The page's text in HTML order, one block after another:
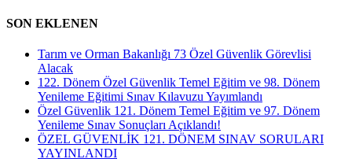
SON EKLENEN
Tarım ve Orman Bakanlığı 73 Özel Güvenlik Görevlisi
Alacak
122. Dönem Özel Güvenlik Temel Eğitim ve 98. Dönem
Yenileme Eğitimi Sınav Kılavuzu Yayımlandı
Özel Güvenlik 121. Dönem Temel Eğitim ve 97. Dönem
Yenileme Sınav Sonuçları Açıklandı!
ÖZEL GÜVENLİK 121. DÖNEM SINAV SORULARI
YAYINLANDI